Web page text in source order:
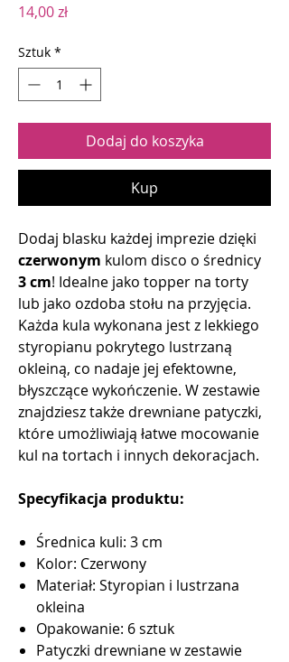
14,00 złCena
Sztuk *
Dodaj do koszyka
Kup
Dodaj blasku każdej imprezie dzięki
czerwonym kulom disco o średnicy
3 cm! Idealne jako topper na torty
lub jako ozdoba stołu na przyjęcia.
Każda kula wykonana jest z lekkiego
styropianu pokrytego lustrzaną
okleiną, co nadaje jej efektowne,
błyszczące wykończenie. W zestawie
znajdziesz także drewniane patyczki,
które umożliwiają łatwe mocowanie
kul na tortach i innych dekoracjach.
Specyfikacja produktu:
Średnica kuli: 3 cm
Kolor: Czerwony
Materiał: Styropian i lustrzana
okleina
Opakowanie: 6 sztuk
Patyczki drewniane w zestawie